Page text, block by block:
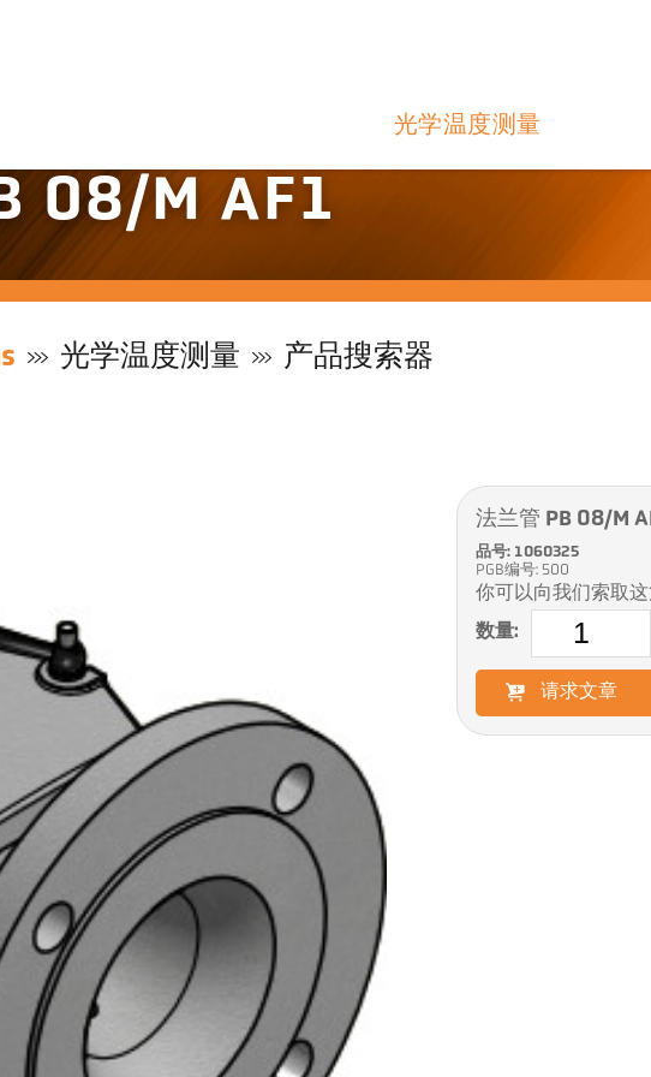
光学温度测量
08/M AF1
光学温度测量 产品搜索器
法兰管 PB 08/M
品号: 1060325
PGB编号: 500
你可以向我们索取
数量:
请求文章